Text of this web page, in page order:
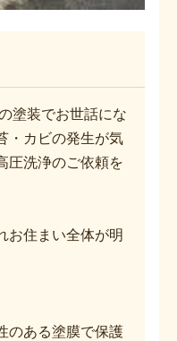
塗装でお世話にな
・カビの発生が気
圧洗浄のご依頼を
お住まい全体が明
のある塗膜で保護